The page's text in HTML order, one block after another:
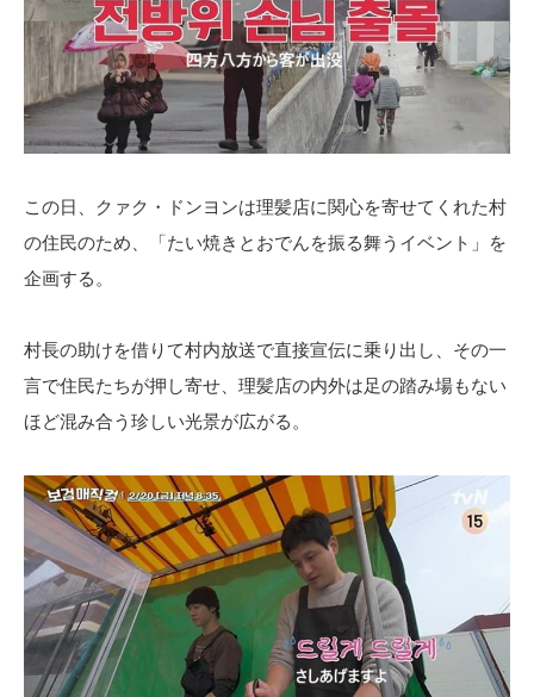
この日、クァク・ドンヨンは理髪店に関心を寄せてくれた村
の住民のため、「たい焼きとおでんを振る舞うイベント」を
企画する。
村長の助けを借りて村内放送で直接宣伝に乗り出し、その一
言で住民たちが押し寄せ、理髪店の内外は足の踏み場もない
ほど混み合う珍しい光景が広がる。